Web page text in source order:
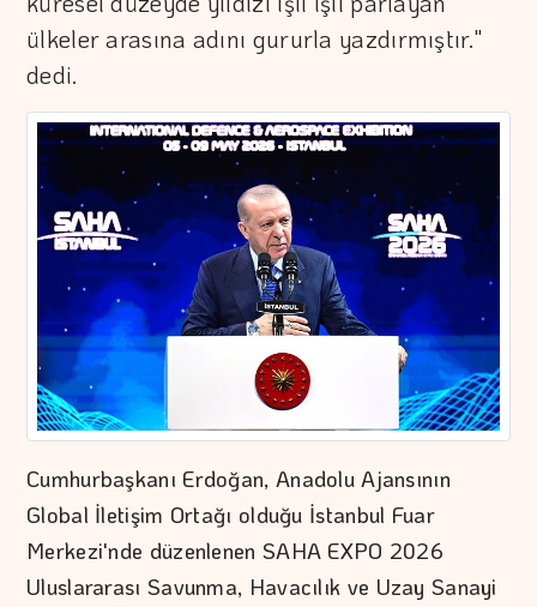
ülkeler arasına adını gururla yazdırmıştır."
dedi.
Cumhurbaşkanı Erdoğan, Anadolu Ajansının
Global İletişim Ortağı olduğu İstanbul Fuar
Merkezi'nde düzenlenen SAHA EXPO 2026
Uluslararası Savunma, Havacılık ve Uzay Sanayi